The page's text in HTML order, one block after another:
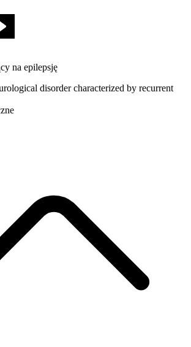
na epilepsję
disorder characterized by recurrent